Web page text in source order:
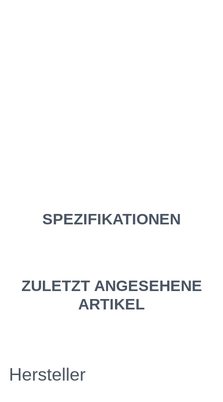
SPEZIFIKATIONEN
ZULETZT ANGESEHENE
ARTIKEL
Hersteller